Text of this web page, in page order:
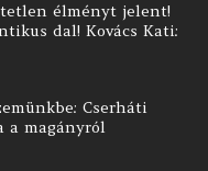
élményt jelent!
dal! Kovács Kati:
Cserháti
a magányról